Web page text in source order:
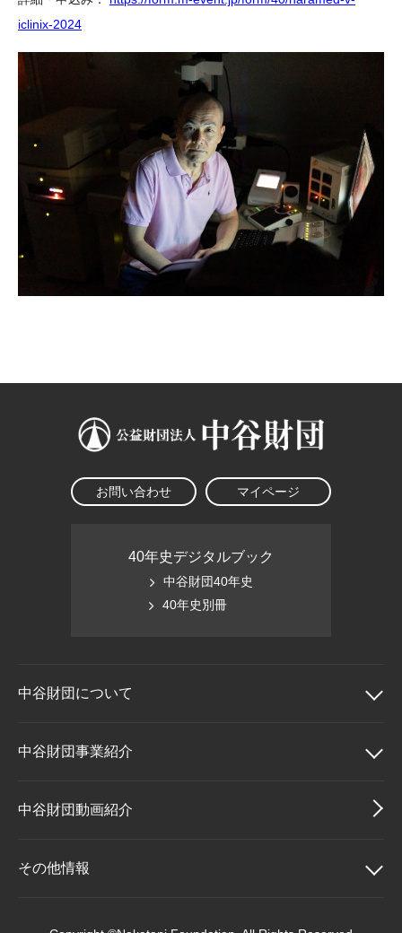
iclinix-2024
お問い合わせ マイページ
40年史デジタルブック
中谷財団40年史
40年史別冊
中谷財団について
中谷財団について
理事長挨拶
設立趣意書
中谷財団事業紹介
中谷財団事業紹介
中谷賞
中谷財団動画紹介
その他情報